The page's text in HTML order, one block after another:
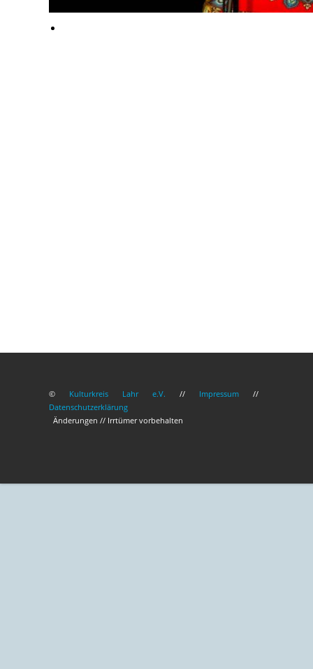
© Kulturkreis Lahr e.V. // Impressum //
Datenschutzerklärung
Änderungen // Irrtümer vorbehalten